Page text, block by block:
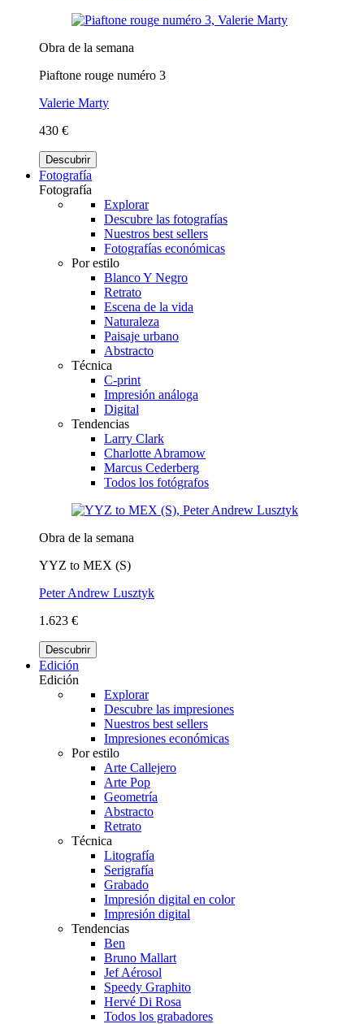
Obra de la semana
Piaftone rouge numéro 3
Valerie Marty
430 €
Descubrir
Fotografía
Fotografía
Explorar
Descubre las fotografías
Nuestros best sellers
Fotografías económicas
Por estilo
Blanco Y Negro
Retrato
Escena de la vida
Naturaleza
Paisaje urbano
Abstracto
Técnica
C-print
Impresión análoga
Digital
Tendencias
Larry Clark
Charlotte Abramow
Marcus Cederberg
Todos los fotógrafos
Obra de la semana
YYZ to MEX (S)
Peter Andrew Lusztyk
1.623 €
Descubrir
Edición
Edición
Explorar
Descubre las impresiones
Nuestros best sellers
Impresiones económicas
Por estilo
Arte Callejero
Arte Pop
Geometría
Abstracto
Retrato
Técnica
Litografía
Serigrafía
Grabado
Impresión digital en color
Impresión digital
Tendencias
Ben
Bruno Mallart
Jef Aérosol
Speedy Graphito
Hervé Di Rosa
Todos los grabadores